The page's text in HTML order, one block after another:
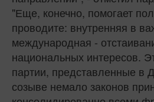
"Еще, конечно, помогает
проводите: внутренняя в
международная -
национальных интересов.
партии, представленные в
созыве немало законов